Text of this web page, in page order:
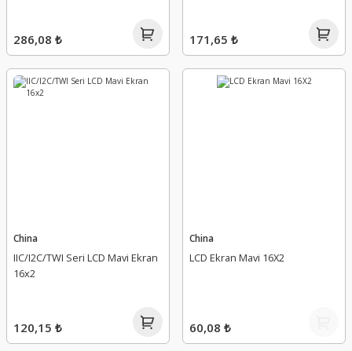
286,08 ₺ 171,65 ₺
China
IIC/I2C/TWI Seri LCD Mavi Ekran
16x2
120,15 ₺
China
LCD Ekran Mavi 16X2
60,08 ₺